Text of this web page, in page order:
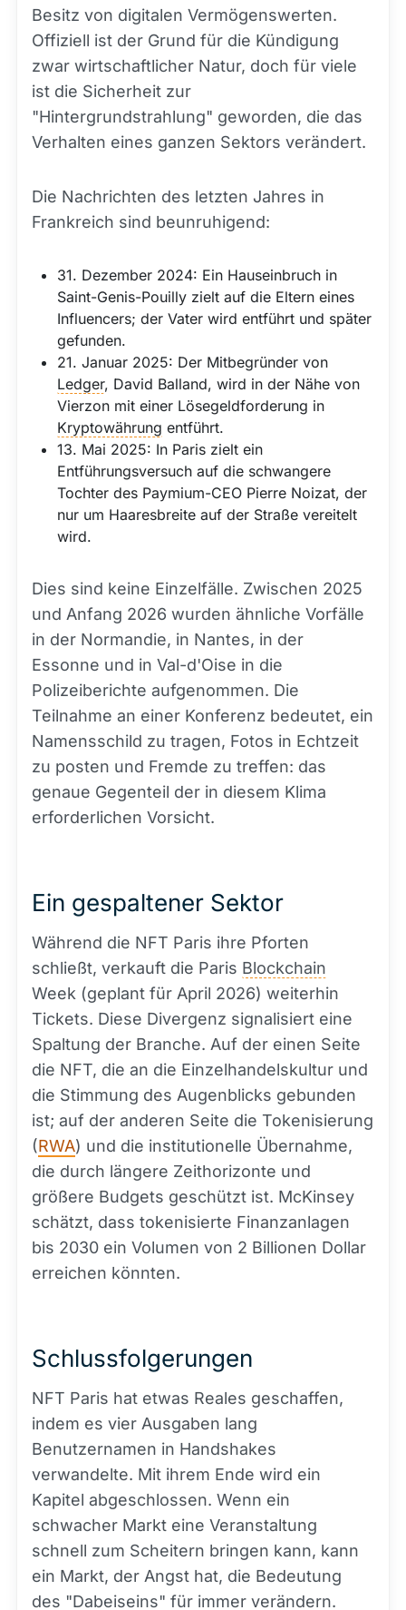
Besitz von digitalen Vermögenswerten.
Offiziell ist der Grund für die Kündigung
zwar wirtschaftlicher Natur, doch für viele
ist die Sicherheit zur
"Hintergrundstrahlung" geworden, die das
Verhalten eines ganzen Sektors verändert.
Die Nachrichten des letzten Jahres in
Frankreich sind beunruhigend:
31. Dezember 2024: Ein Hauseinbruch in
Saint-Genis-Pouilly zielt auf die Eltern eines
Influencers; der Vater wird entführt und später
gefunden.
21. Januar 2025: Der Mitbegründer von
Ledger, David Balland, wird in der Nähe von
Vierzon mit einer Lösegeldforderung in
Kryptowährung entführt.
13. Mai 2025: In Paris zielt ein
Entführungsversuch auf die schwangere
Tochter des Paymium-CEO Pierre Noizat, der
nur um Haaresbreite auf der Straße vereitelt
wird.
Dies sind keine Einzelfälle. Zwischen 2025
und Anfang 2026 wurden ähnliche Vorfälle
in der Normandie, in Nantes, in der
Essonne und in Val-d'Oise in die
Polizeiberichte aufgenommen. Die
Teilnahme an einer Konferenz bedeutet, ein
Namensschild zu tragen, Fotos in Echtzeit
zu posten und Fremde zu treffen: das
genaue Gegenteil der in diesem Klima
erforderlichen Vorsicht.
Ein gespaltener Sektor
Während die NFT Paris ihre Pforten
schließt, verkauft die Paris Blockchain
Week (geplant für April 2026) weiterhin
Tickets. Diese Divergenz signalisiert eine
Spaltung der Branche. Auf der einen Seite
die NFT, die an die Einzelhandelskultur und
die Stimmung des Augenblicks gebunden
ist; auf der anderen Seite die Tokenisierung
(RWA) und die institutionelle Übernahme,
die durch längere Zeithorizonte und
größere Budgets geschützt ist. McKinsey
schätzt, dass tokenisierte Finanzanlagen
bis 2030 ein Volumen von 2 Billionen Dollar
erreichen könnten.
Schlussfolgerungen
NFT Paris hat etwas Reales geschaffen,
indem es vier Ausgaben lang
Benutzernamen in Handshakes
verwandelte. Mit ihrem Ende wird ein
Kapitel abgeschlossen. Wenn ein
schwacher Markt eine Veranstaltung
schnell zum Scheitern bringen kann, kann
ein Markt, der Angst hat, die Bedeutung
des "Dabeiseins" für immer verändern.